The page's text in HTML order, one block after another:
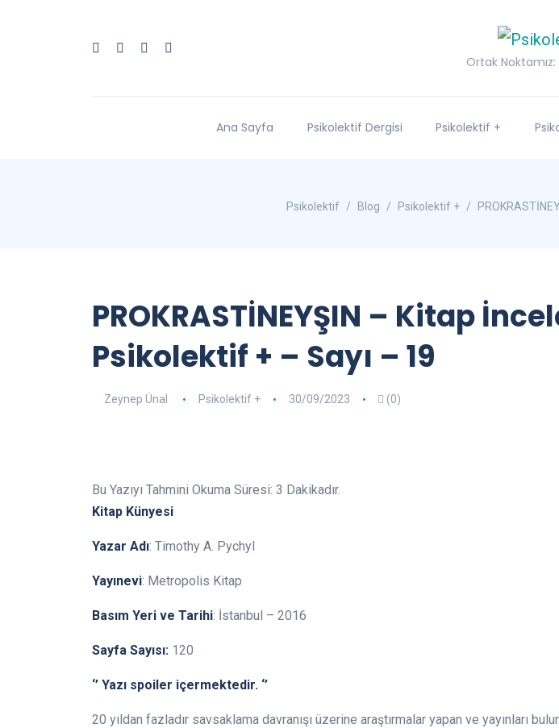
Ortak Noktamız:
Ana Sayfa Psikolektif Dergisi Psikolektif +
Psikolektif Blog Psikolektif +
PROKRASTİNEYŞIN – Kitap
Psikolektif + – Sayı – 19
Zeynep Ünal Psikolektif + 30/09/2023 (0)
Bu Yazıyı Tahmini Okuma Süresi: 3 Dakikadır.
Kitap Künyesi
Yazar Adı: Timothy A. Pychyl
Yayınevi: Metropolis Kitap
Basım Yeri ve Tarihi: İstanbul – 2016
Sayfa Sayısı: 120
‘’ Yazı spoiler içermektedir. ‘’
20 yıldan fazladır savsaklama davranışı üzerine araştırmalar yapan ve yayınları